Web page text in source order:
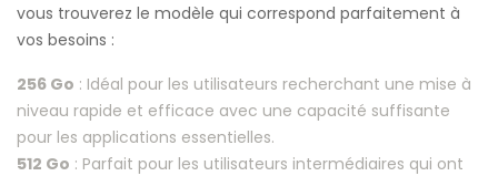
vous trouverez le modèle qui correspond parfaitement à
vos besoins :
256 Go : Idéal pour les utilisateurs recherchant une mise à
niveau rapide et efficace avec une capacité suffisante
pour les applications essentielles.
512 Go : Parfait pour les utilisateurs intermédiaires qui ont